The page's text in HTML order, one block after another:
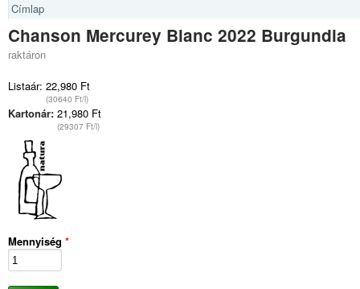
Jelenlegi hely
Címlap
Chanson Mercurey Blanc 2022 Burgundia
raktáron
Listaár: 22,980 Ft
(30640 Ft/l)
Kartonár: 21,980 Ft
(29307 Ft/l)
Mennyiség *